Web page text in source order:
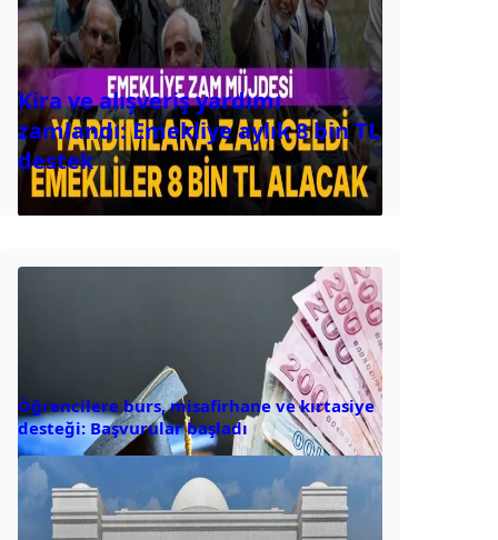
Kira ve alışveriş yardımı
zamlandı: Emekliye aylık 8 bin TL
destek
Öğrencilere burs, misafirhane ve kırtasiye
desteği: Başvurular başladı